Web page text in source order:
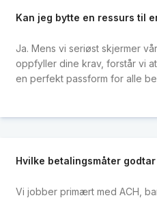
Kan jeg bytte en ressurs til
Ja. Mens vi seriøst skjermer
oppfyller dine krav, forstår vi
en perfekt passform for alle
Hvilke betalingsmåter godtar
Vi jobber primært med ACH,